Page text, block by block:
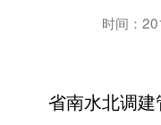
时间：
省南水北调建